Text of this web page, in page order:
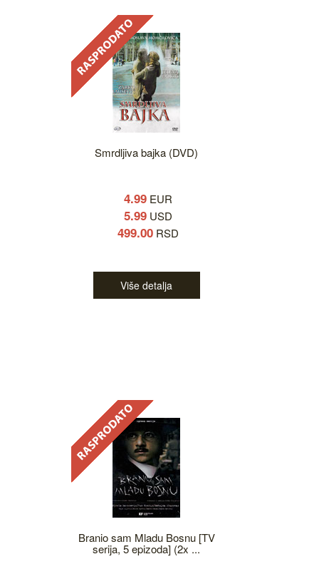
Smrdljiva bajka (DVD)
4.99 EUR
5.99 USD
499.00 RSD
Više detalja
Branio sam Mladu Bosnu [TV
serija, 5 epizoda] (2x ...